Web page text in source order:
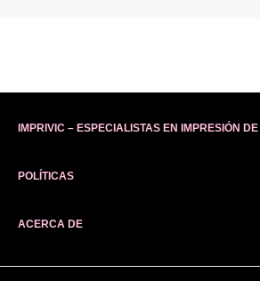
IMPRIVIC – ESPECIALISTAS EN IMPRESIÓN
POLÍTICAS
ACERCA DE